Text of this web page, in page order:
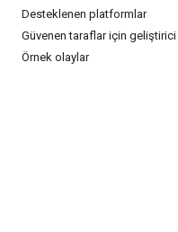
Desteklenen platformlar
Güvenen taraflar için geliştirici
Örnek olaylar